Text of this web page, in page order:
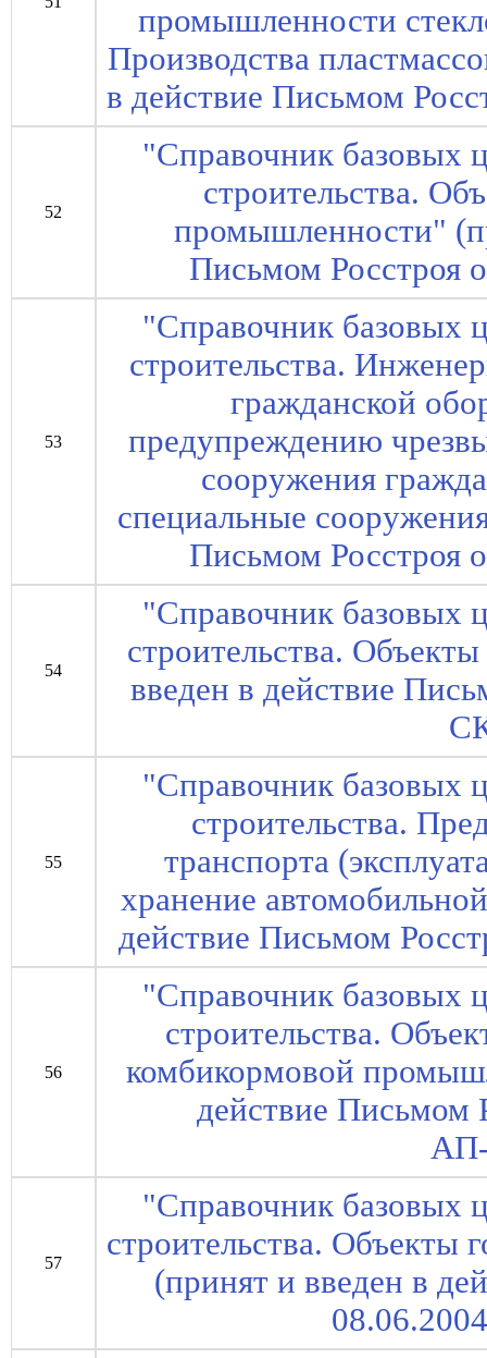
промышленности
Производства
в действие Письмом
52
"Справочник базовых
строительства.
промышленности"
Письмом Росстроя
53
"Справочник базовых
строительства.
гражданской
предупреждению
сооружения
специальные
Письмом Росстроя
54
"Справочник базовых
строительства.
введен в действие
55
"Справочник базовых
строительства.
транспорта
хранение
действие Письмом
56
"Справочник базовых
строительства.
комбикормовой
действие Письмом
57
"Справочник базовых
строительства.
(принят и введен в